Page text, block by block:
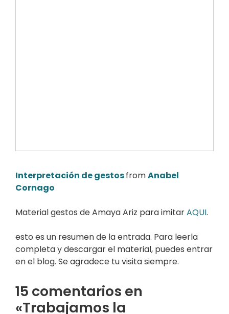
Interpretación de gestosfromAnabel
Cornago
Material gestos de Amaya Ariz para imitarAQUI.
esto es un resumen de la entrada. Para leerla
completa y descargar el material, puedes entrar
en el blog. Se agradece tu visita siempre.
15 comentarios en
«Trabajamos la